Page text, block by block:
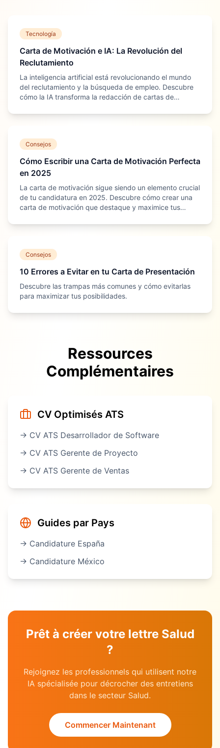
Tecnología
Carta de Motivación e IA: La Revolución del
Reclutamiento
La inteligencia artificial está revolucionando el mundo
del reclutamiento y la búsqueda de empleo. Descubre
cómo la IA transforma la redacción de cartas de
Consejos
Cómo Escribir una Carta de Motivación Perfecta
en 2025
La carta de motivación sigue siendo un elemento crucial
de tu candidatura en 2025. Descubre cómo crear una
carta de motivación que destaque y maximice tus
Consejos
10 Errores a Evitar en tu Carta de Presentación
Descubre las trampas más comunes y cómo evitarlas
para maximizar tus posibilidades.
Ressources
Complémentaires
CV Optimisés ATS
→ CV ATS Desarrollador de Software
→ CV ATS Gerente de Proyecto
→ CV ATS Gerente de Ventas
Guides par Pays
→ Candidature España
→ Candidature México
Prêt à créer votre lettre Salud
?
Rejoignez les professionnels qui utilisent notre
IA spécialisée pour décrocher des entretiens
dans le secteur Salud.
Commencer Maintenant